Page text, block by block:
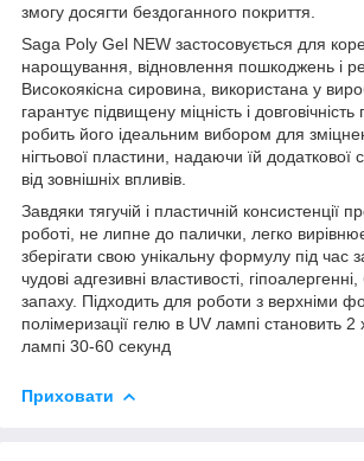
змогу досягти бездоганного покриття.
Saga Poly Gel NEW застосовується для
нарощування, відновлення пошкоджень і
Високоякісна сировина, використана у
гарантує підвищену міцність і
робить його ідеальним вибором для
нігтьової пластини, надаючи їй додаткової
від зовнішніх впливів.
Завдяки тягучій і пластичній консистенції
роботі, не липне до палички, легко
зберігати свою унікальну формулу під час
чудові адгезивні властивості,
запаху. Підходить для роботи з верхніми
полімеризації гелю в UV лампі становить
лампі 30-60 секунд
Приховати